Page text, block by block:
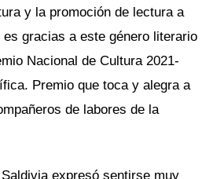
y la promoción de lectura a
gracias a este género literario
Nacional de Cultura 2021-
Premio que toca y alegra a
de labores de la
expresó sentirse muy